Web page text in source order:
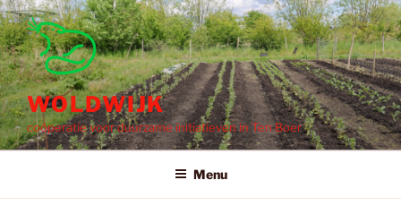
Ga
naar
de
inhoud
WOLDWIJK
coöperatie voor duurzame initiatieven in Ten Boer
Menu